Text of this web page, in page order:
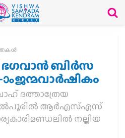
ബിര്‍സ
ജന്മവാര്‍ഷികം
ദത്താത്രേയ
ആര്‍എസ്എസ്
നല്കിയ